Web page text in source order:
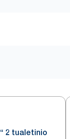
2 tualetinio